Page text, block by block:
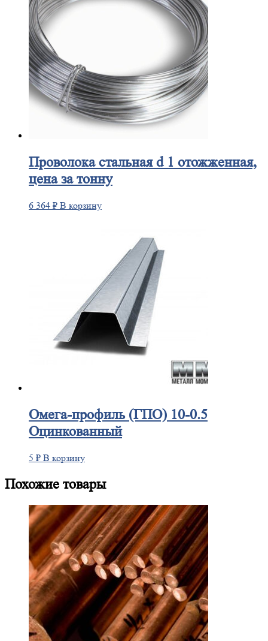
Проволокастальная d 1 отожженная,
цена за тонну
6 364 ₽ В корзину
Омега-профиль(ГПО) 10-0.5
Оцинкованный
5 ₽ В корзину
Похожие товары